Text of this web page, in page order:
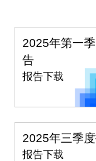
2025年第一
告
报告下载
2025年三季
报告下载